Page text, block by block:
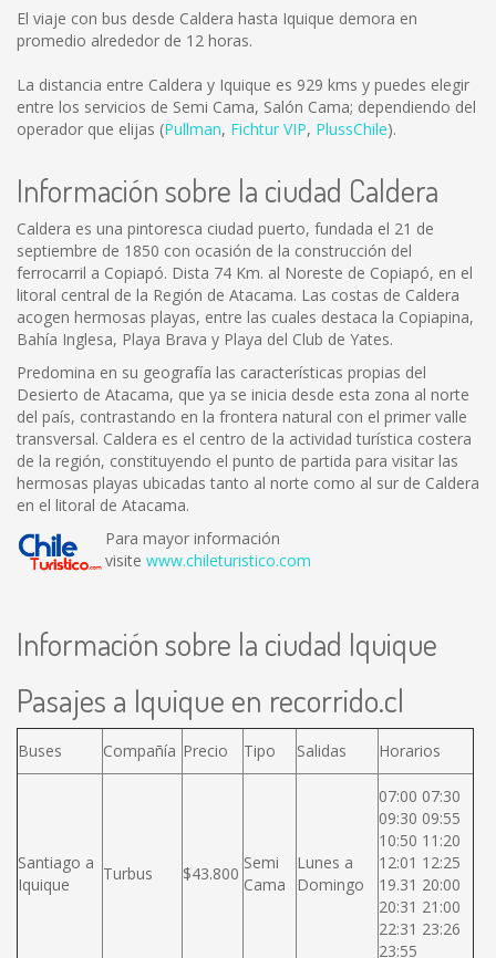
El viaje con bus desde Caldera hasta Iquique demora en
promedio alrededor de 12 horas.
La distancia entre Caldera y Iquique es 929 kms y puedes elegir
entre los servicios de Semi Cama, Salón Cama; dependiendo del
operador que elijas (Pullman, Fichtur VIP, PlussChile).
Información sobre la ciudad Caldera
Caldera es una pintoresca ciudad puerto, fundada el 21 de
septiembre de 1850 con ocasión de la construcción del
ferrocarril a Copiapó. Dista 74 Km. al Noreste de Copiapó, en el
litoral central de la Región de Atacama. Las costas de Caldera
acogen hermosas playas, entre las cuales destaca la Copiapina,
Bahía Inglesa, Playa Brava y Playa del Club de Yates.
Predomina en su geografía las características propias del
Desierto de Atacama, que ya se inicia desde esta zona al norte
del país, contrastando en la frontera natural con el primer valle
transversal. Caldera es el centro de la actividad turística costera
de la región, constituyendo el punto de partida para visitar las
hermosas playas ubicadas tanto al norte como al sur de Caldera
en el litoral de Atacama.
Para mayor información
visite www.chileturistico.com
Información sobre la ciudad Iquique
Pasajes a Iquique en recorrido.cl
Buses Compañía Precio Tipo Salidas Horarios
Santiago a
Iquique
Turbus $43.800
Semi
Cama
Lunes a
Domingo
07:00 07:30
09:30 09:55
10:50 11:20
12:01 12:25
19.31 20:00
20:31 21:00
22:31 23:26
23:55